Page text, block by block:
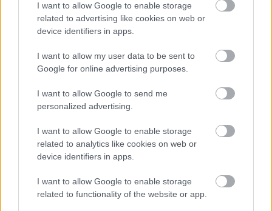
I want to allow Google to enable storage
related to advertising like cookies on web or
device identifiers in apps.
I want to allow my user data to be sent to
Google for online advertising purposes.
I want to allow Google to send me
personalized advertising.
I want to allow Google to enable storage
related to analytics like cookies on web or
device identifiers in apps.
I want to allow Google to enable storage
related to functionality of the website or app.
Ajuharvagyjuharfa (Acer)korábban a juharfélék
(Aceraceae), a legújabban elfogadott rendszerezés
sorolt növénynemzetség. A nemzetség tudományos neve
(Acer) a latin nyelvből származik, jelentése „éles”, ami a
botanikus, Joseph Pitton de Tournefort használta a
növényre 1700-ban.
tartoznak ide, körülbelül 100 faj. A levelek tenyeresen
karéjosak, vagy páratlanul szárnyaltak, a virágok
redukáltak, gyakori a szélmegporzás. A porzók két
körben helyezkednek el, számuk körönként öt, olykor
csak négy. Termésük jellegzetes repítőkészülékkel